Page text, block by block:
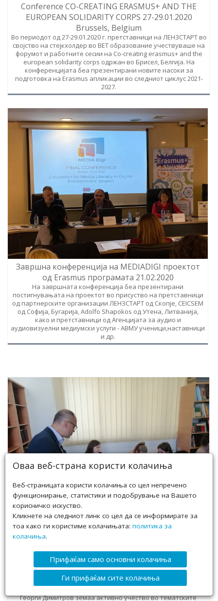
Conference CO-CREATING ERASMUS+ AND THE
EUROPEAN SOLIDARITY CORPS 27-29.01.2020
Brussels, Belgium
Во периодот од 27-29.01.2020 г. претставници на ЛЕНЗСТАРТ во
својство на стејкхолдер во ВЕТ образование учествуваше на
форумот и работните сесии на Co-creating erasmus+ and the
european solidarity corps одржан во Брисел, Белгија. На
конференцијата беа презентирани новите насоки за
подготовка на Erasmus апликации во следниот циклус 2021-
2027.
Завршна конференција на MEDIADIGI проектот
од Erasmus програмата 21.02.2020
На завршната конференција беа презентирани
постигнувањата на проектот во присуство на претставници
од партнерските организации ЛЕНЗСТАРТ од Скопје, CEICSEM
од Софија, Бугарија, Adolfo Shapokos од Утена, Литванија,
како и претставници од Агенцијата за аудио и
аудиовизуелни медиумски услуги - АВМУ ученици,наставници
и др.
MEDIADIGI работилница во СУГС„Георги
Во соработка со наставниците од СУГС„Георги Димитров„
Скопје, а во рамките на планираните проектни активности на
проектот MEDIADIGI од Erasmus прогрмата беше одржана
работилница со учениците на тема Лажните вести и
Георги Димитров земаа активно учество во тематските
Оваа веб-страна користи колачиња
Веб-страницата користи колачиња со цел непречено
функционирање, статистики и подобрување на Вашето
корисничко искуство.
Кликнете на следниот линк со цел да се информирате за
тоа како ги користиме колачињата: политика за
колачиња.
Прифаќам само основни колачиња
Ги прифаќам сите колачиња